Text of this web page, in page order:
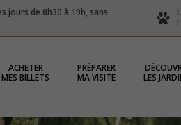
jours de 8h30 à 19h, sans
ACHETER
MES BILLETS
PRÉPARER
MA VISITE
LES